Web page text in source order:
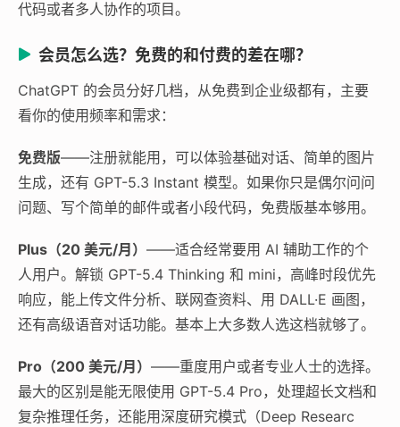
代码或者多人协作的项目。
会员怎么选？免费的和付费的差在哪？
ChatGPT 的会员分好几档，从免费到企业级都有，主要
看你的使用频率和需求：
免费版——注册就能用，可以体验基础对话、简单的图片
生成，还有 GPT-5.3 Instant 模型。如果你只是偶尔问问
问题、写个简单的邮件或者小段代码，免费版基本够用。
Plus（20 美元/月） ——适合经常要用 AI 辅助工作的个
人用户。解锁 GPT-5.4 Thinking 和 mini，高峰时段优先
响应，能上传文件分析、联网查资料、用 DALL·E 画图，
还有高级语音对话功能。基本上大多数人选这档就够了。
Pro（200 美元/月） ——重度用户或者专业人士的选择。
最大的区别是能无限使用 GPT-5.4 Pro，处理超长文档和
复杂推理任务，还能用深度研究模式（Deep Researc